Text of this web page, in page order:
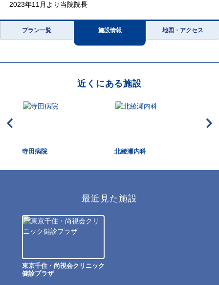
2023年11月より当院院長
プラン一覧 施設情報 地図・アクセス
近くにある施設
寺田病院 北綾瀬内科
最近見た施設
東京千住・尚視会クリニック
健診プラザ